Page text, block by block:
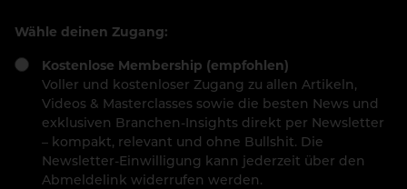
Wähle deinen Zugang:
Kostenlose Membership (empfohlen)
Voller und kostenloser Zugang zu allen Artikeln,
Videos & Masterclasses sowie die besten News und
exklusiven Branchen-Insights direkt per Newsletter
– kompakt, relevant und ohne Bullshit. Die
Newsletter-Einwilligung kann jederzeit über den
Abmeldelink widerrufen werden.